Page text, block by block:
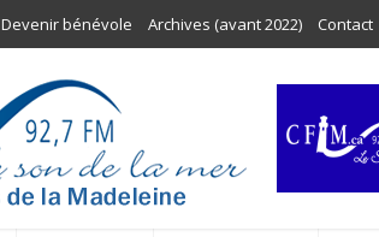
Devenir bénévole Archives (avant 2022) Contact